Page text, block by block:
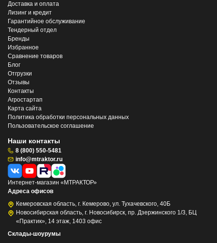
Доставка и оплата
Лизинг и кредит
Гарантийное обслуживание
Тендерный отдел
Бренды
Избранное
Сравнение товаров
Блог
Отгрузки
Отзывы
Контакты
Агростартап
Карта сайта
Политика обработки персональных данных
Пользовательское соглашение
Наши контакты
8 (800) 550-5481
info@mtraktor.ru
Интернет-магазин «МТРАКТОР»
Адреса офисов
Кемеровская область, г. Кемерово, ул. Тухачевского, 40Б
Новосибирская область, г. Новосибирск, пр. Дзержинского 1/3, БЦ
«Практик», 14 этаж, 1403 офис
Склады-шоурумы